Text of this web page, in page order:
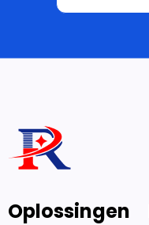
Oplossingen